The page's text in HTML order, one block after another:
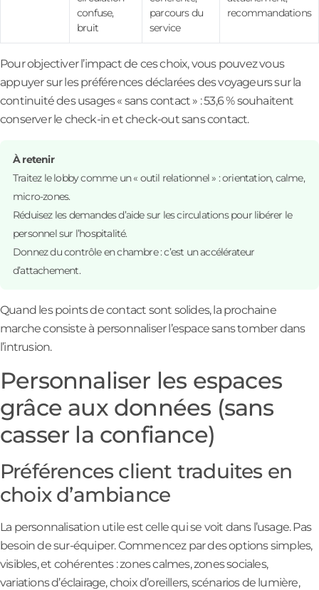
confuse,
bruit
parcours du
service
recommandations
Pour objectiver l’impact de ces choix, vous pouvez vous
appuyer sur les préférences déclarées des voyageurs sur la
continuité des usages « sans contact » : 53,6 % souhaitent
conserver le check-in et check-out sans contact.
À retenir
Traitez le lobby comme un « outil relationnel » : orientation, calme,
micro-zones.
Réduisez les demandes d’aide sur les circulations pour libérer le
personnel sur l’hospitalité.
Donnez du contrôle en chambre : c’est un accélérateur
d’attachement.
Quand les points de contact sont solides, la prochaine
marche consiste à personnaliser l’espace sans tomber dans
l’intrusion.
Personnaliser les espaces
grâce aux données (sans
casser la confiance)
Préférences client traduites en
choix d’ambiance
La personnalisation utile est celle qui se voit dans l’usage. Pas
besoin de sur-équiper. Commencez par des options simples,
visibles, et cohérentes : zones calmes, zones sociales,
variations d’éclairage, choix d’oreillers, scénarios de lumière,